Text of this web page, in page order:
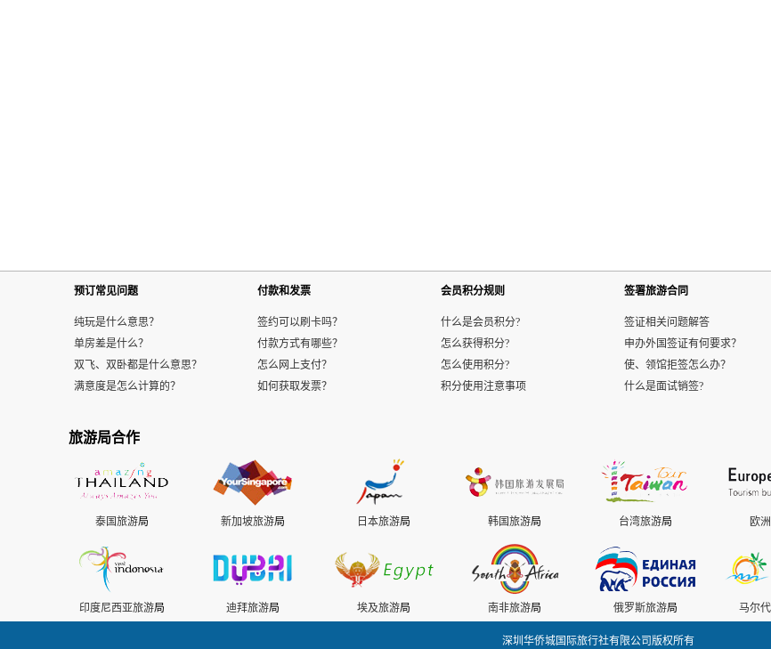
预订常见问题
纯玩是什么意思？
单房差是什么？
双飞、双卧都是什么意思？
满意度是怎么计算的？
付款和发票
签约可以刷卡吗？
付款方式有哪些？
怎么网上支付？
如何获取发票？
会员积分规则
什么是会员积分?
怎么获得积分?
怎么使用积分?
积分使用注意事项
签署旅游合同
签证相关问题解答
申办外国签证有何要求？
使、领馆拒签怎么办？
什么是面试销签?
旅游局合作
泰国旅游局 新加坡旅游局 日本旅游局 韩国旅游局 台湾旅游局 欧
印度尼西亚旅游局 迪拜旅游局 埃及旅游局 南非旅游局 俄罗斯旅游局 马尔
深圳华侨城国际旅行社有限公司版权所有